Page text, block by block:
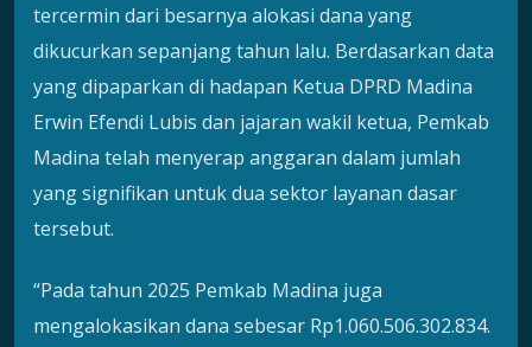
tercermin dari besarnya alokasi dana yang
dikucurkan sepanjang tahun lalu. Berdasarkan data
yang dipaparkan di hadapan Ketua DPRD Madina
Erwin Efendi Lubis dan jajaran wakil ketua, Pemkab
Madina telah menyerap anggaran dalam jumlah
yang signifikan untuk dua sektor layanan dasar
tersebut.
“Pada tahun 2025 Pemkab Madina juga
mengalokasikan dana sebesar Rp1.060.506.302.834.